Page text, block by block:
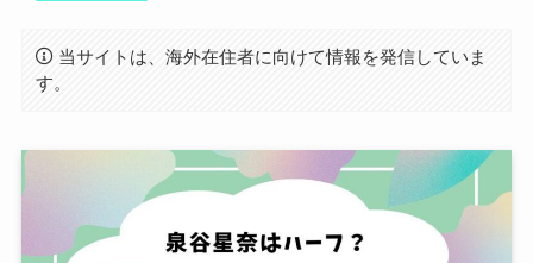
当サイトは、海外在住者に向けて情報を発信していま
す。